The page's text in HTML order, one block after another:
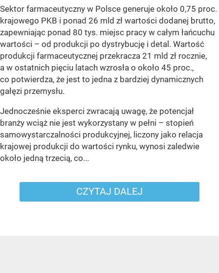
Sektor farmaceutyczny w Polsce generuje około 0,75 proc.
krajowego PKB i ponad 26 mld zł wartości dodanej brutto,
zapewniając ponad 80 tys. miejsc pracy w całym łańcuchu
wartości – od produkcji po dystrybucję i detal. Wartość
produkcji farmaceutycznej przekracza 21 mld zł rocznie,
a w ostatnich pięciu latach wzrosła o około 45 proc.,
co potwierdza, że jest to jedna z bardziej dynamicznych
gałęzi przemysłu.
Jednocześnie eksperci zwracają uwagę, że potencjał
branży wciąż nie jest wykorzystany w pełni – stopień
samowystarczalności produkcyjnej, liczony jako relacja
krajowej produkcji do wartości rynku, wynosi zaledwie
około jedną trzecią, co...
CZYTAJ DALEJ